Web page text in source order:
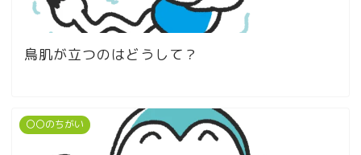
鳥肌が立つのはどうして？
〇〇のちがい